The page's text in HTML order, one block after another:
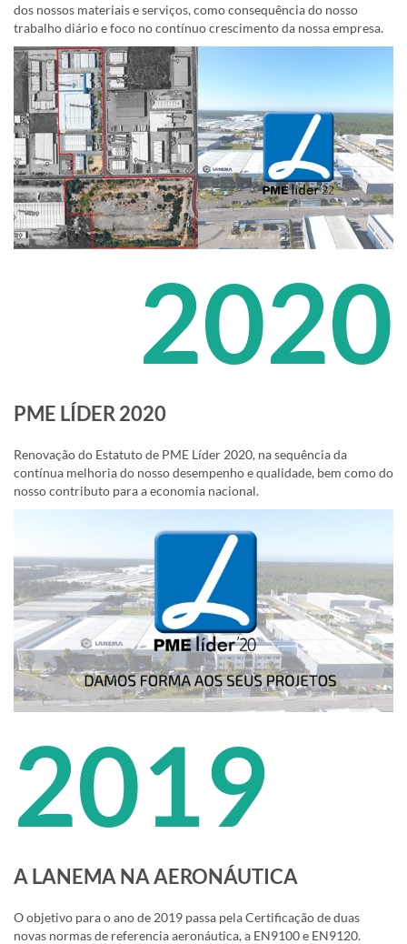
dos nossos materiais e serviços, como consequência do nosso
trabalho diário e foco no contínuo crescimento da nossa empresa.
2020
PME LÍDER 2020
Renovação do Estatuto de PME Líder 2020, na sequência da
contínua melhoria do nosso desempenho e qualidade, bem como do
nosso contributo para a economia nacional.
2019
A LANEMA NA AERONÁUTICA
O objetivo para o ano de 2019 passa pela Certificação de duas
novas normas de referencia aeronáutica, a EN9100 e EN9120.